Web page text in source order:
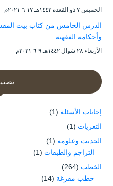
الخميس ۷ ذو القعدة ۱٤٤۲هـ ۱۷-٦-۲۰۲۱م
الدرس الخامس من كتاب بيت
وأحكامه الفقهية
الأربعاء ۲۸ شوال ۱٤٤۲هـ ۹-٦-۲۰۲۱م
إجابات الأسئلة (1)
التعزيات (1)
الحديث وعلومه (1)
التراجم والطبقات (1)
الخطب (264)
خطب مفرغة (14)